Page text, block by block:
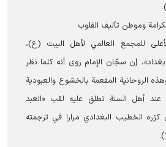
وموطن تأليف القلوب
للمجمع العالمي لأهل البيت (ع)،
إن سجّان الإمام روى أنه كلما نظر
الروحانية المفعمة بالخشوع والعبودية
عند أهل السنة تطلق عليه لقب «العبد
كرّره الخطيب البغدادي مرارا في ترجمته